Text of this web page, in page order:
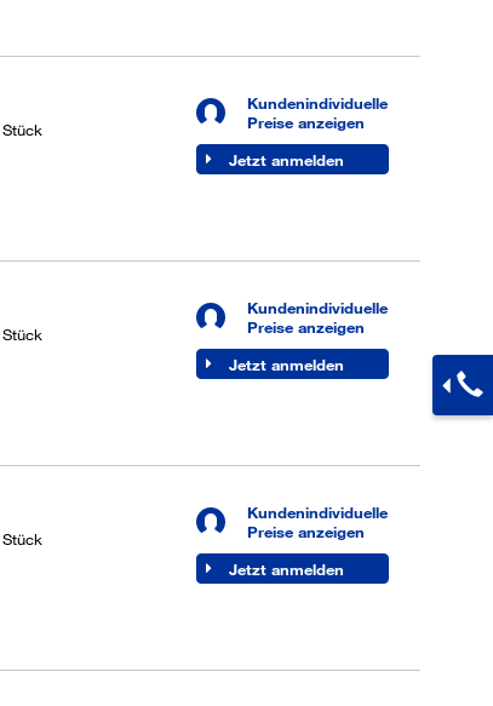
Stück
Kundenindividuelle
Preise anzeigen
Jetzt anmelden
Stück
Kundenindividuelle
Preise anzeigen
Jetzt anmelden
Stück
Kundenindividuelle
Preise anzeigen
Jetzt anmelden